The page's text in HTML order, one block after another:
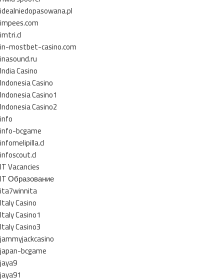
idealniedopasowana.pl
impees.com
imtri.cl
in-mostbet-casino.com
inasound.ru
India Casino
Indonesia Casino
Indonesia Casino1
Indonesia Casino2
info
info-bcgame
infomelipilla.cl
infoscout.cl
IT Vacancies
IT Образование
ita7winnita
Italy Casino
Italy Casino1
Italy Casino3
jammyjackcasino
japan-bcgame
jaya9
jaya91